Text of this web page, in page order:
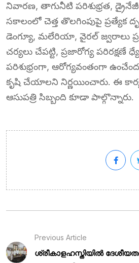
నివారణ, తాగునీటి పరిశుభ్రత,
సకాలంలో చెత్త తొలగింపుపై ప్రత్యేక
డెంగ్యూ, మలేరియా, వైరల్ జ్వరాలు
చర్యలు చేపట్టి, ప్రజారోగ్య పరిరక్షణే
పరిశుభ్రంగా, ఆరోగ్యవంతంగా
కృషి చేయాలని నిర్ణయించారు. ఈ
ఆసుపత్రి సిబ్బంది కూడా పాల్గొన్నారు.
Previous Article
ശ്രീകാളഹസ്തിയിൽ